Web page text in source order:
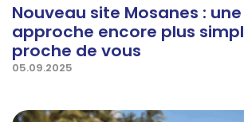
Nouveau site Mosanes : une
approche encore plus
proche de vous
05.09.2025